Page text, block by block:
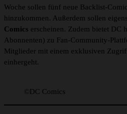
Woche sollen fünf neue Backlist-
hinzukommen. Außerdem sollen
Comics erscheinen. Zudem bietet DC
Abonnenten) zu Fan-Community-
Mitglieder mit einem exklusiven
einhergeht.
©DC Comics